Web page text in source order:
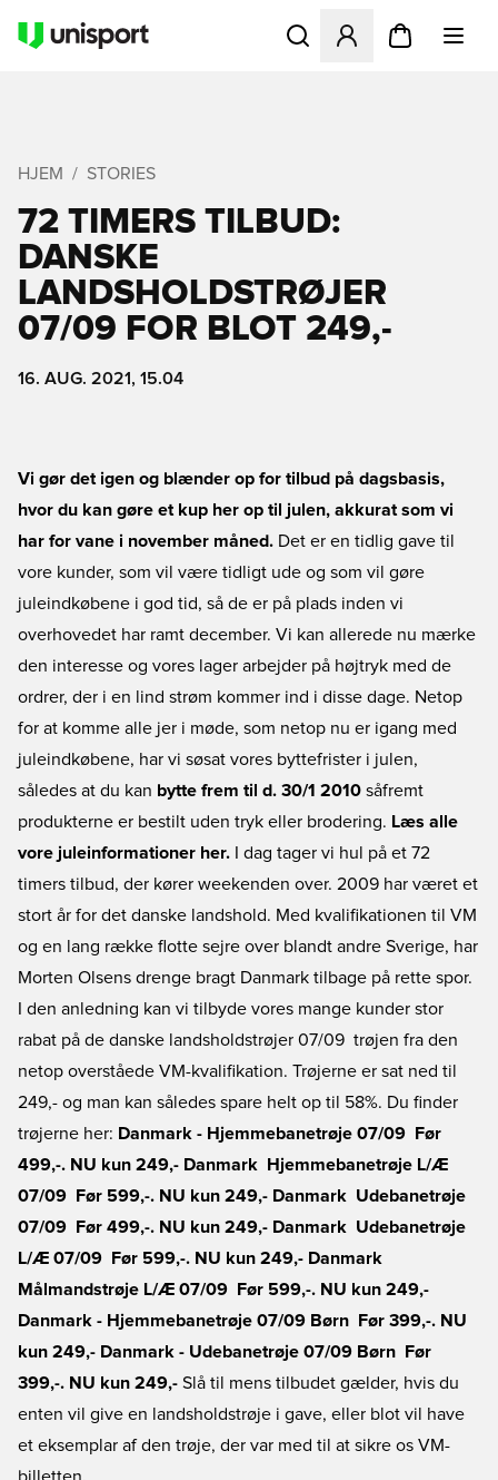
Åbner en Modal til at
HJEM STORIES
72 TIMERS TILBUD:
DANSKE
LANDSHOLDSTRØJER
07/09 FOR BLOT 249,-
16. AUG. 2021, 15.04
Vi gør det igen og blænder op for tilbud på dagsbasis,
hvor du kan gøre et kup her op til julen, akkurat som vi
har for vane i november måned. Det er en tidlig gave til
vore kunder, som vil være tidligt ude og som vil gøre
juleindkøbene i god tid, så de er på plads inden vi
overhovedet har ramt december. Vi kan allerede nu mærke
den interesse og vores lager arbejder på højtryk med de
ordrer, der i en lind strøm kommer ind i disse dage. Netop
for at komme alle jer i møde, som netop nu er igang med
juleindkøbene, har vi søsat vores byttefrister i julen,
således at du kan bytte frem til d. 30/1 2010 såfremt
produkterne er bestilt uden tryk eller brodering. Læs alle
vore juleinformationer her. I dag tager vi hul på et 72
timers tilbud, der kører weekenden over. 2009 har været et
stort år for det danske landshold. Med kvalifikationen til VM
og en lang række flotte sejre over blandt andre Sverige, har
Morten Olsens drenge bragt Danmark tilbage på rette spor.
I den anledning kan vi tilbyde vores mange kunder stor
rabat på de danske landsholdstrøjer 07/09  trøjen fra den
netop overståede VM-kvalifikation. Trøjerne er sat ned til
249,- og man kan således spare helt op til 58%. Du finder
trøjerne her: Danmark - Hjemmebanetrøje 07/09  Før
499,-. NU kun 249,- Danmark  Hjemmebanetrøje L/Æ
07/09  Før 599,-. NU kun 249,- Danmark  Udebanetrøje
07/09  Før 499,-. NU kun 249,- Danmark  Udebanetrøje
L/Æ 07/09  Før 599,-. NU kun 249,- Danmark 
Målmandstrøje L/Æ 07/09  Før 599,-. NU kun 249,-
Danmark - Hjemmebanetrøje 07/09 Børn  Før 399,-. NU
kun 249,- Danmark - Udebanetrøje 07/09 Børn  Før
399,-. NU kun 249,- Slå til mens tilbudet gælder, hvis du
enten vil give en landsholdstrøje i gave, eller blot vil have
et eksemplar af den trøje, der var med til at sikre os VM-